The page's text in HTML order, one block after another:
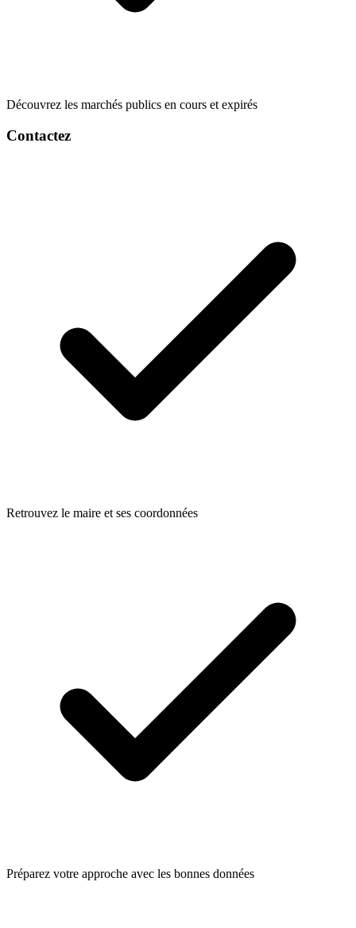
Découvrez les marchés publics en cours et expirés
Contactez
Retrouvez le maire et ses coordonnées
Préparez votre approche avec les bonnes données